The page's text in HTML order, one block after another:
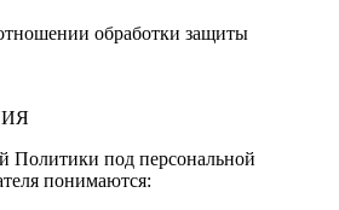
обработки защиты
Политики под персональной
понимаются: